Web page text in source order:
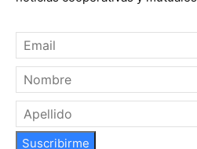
Suscribirme